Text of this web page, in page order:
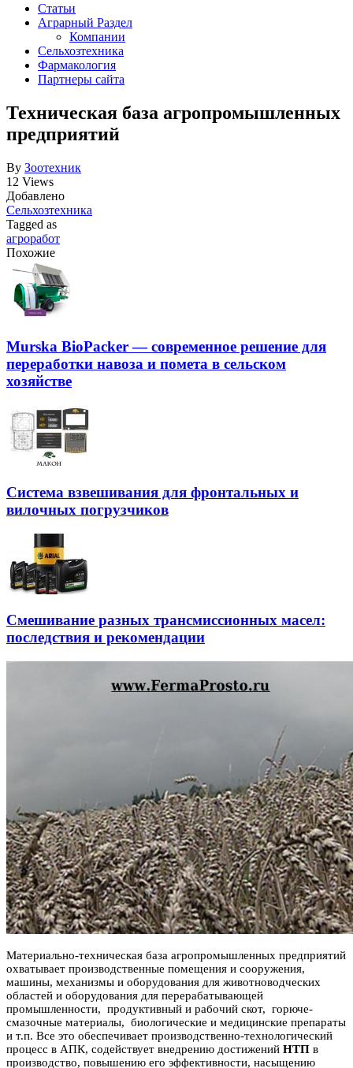
Статьи
Аграрный Раздел
Компании
Сельхозтехника
Фармакология
Партнеры сайта
Техническая база агропромышленных
предприятий
By Зоотехник
12 Views
Добавлено
Сельхозтехника
Tagged as
агроработ
Похожие
Murska BioPacker — современное решение для
переработки навоза и помета в сельском
хозяйстве
Система взвешивания для фронтальных и
вилочных погрузчиков
Смешивание разных трансмиссионных масел:
последствия и рекомендации
Материально-техническая база агропромышленных предприятий
охватывает производственные помещения и сооружения,
машины, механизмы и оборудования для животноводческих
областей и оборудования для перерабатывающей
промышленности, продуктивный и рабочий скот, горюче-
смазочные материалы, биологические и медицинские препараты
и т.п. Все это обеспечивает производственно-технологический
процесс в АПК, содействует внедрению достижений НТП в
производство, повышению его эффективности, насыщению